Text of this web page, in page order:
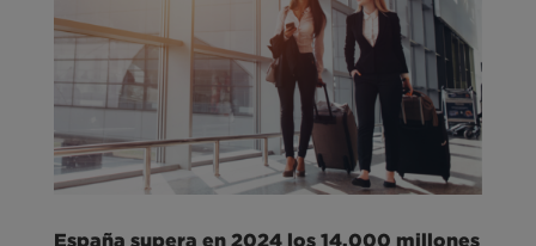
España supera en 2024 los 14.000 millones